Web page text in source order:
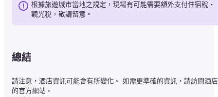
根據旅遊城市當地之規定，現場有可能需要額外支付住宿稅・
觀光稅，敬請留意。
總結
請注意，酒店資訊可能會有所變化。 如需更準確的資訊，請訪問酒店
的官方網站。